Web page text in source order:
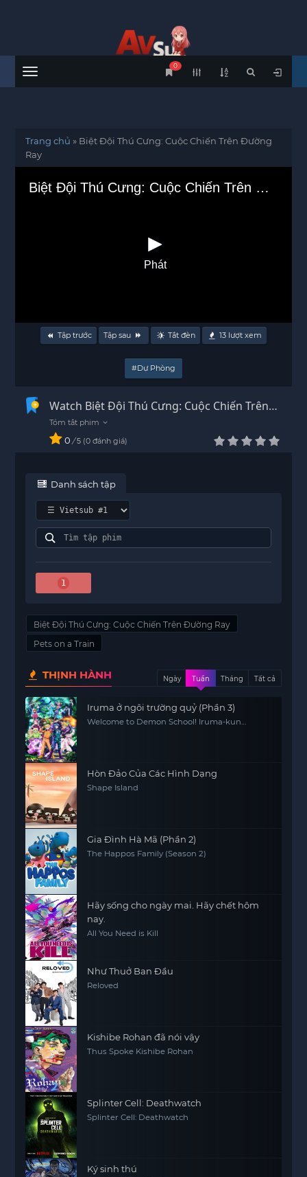
Menu
0
Trang chủ » Biệt Đội Thú Cưng: Cuộc Chiến Trên Đường
Ray
Biệt Đội Thú Cưng: Cuộc Chiến Trên Đường Ray
Phát
Tập trước Tập sau Tắt đèn 13 lượt xem
#Dự Phòng
Watch Biệt Đội Thú Cưng: Cuộc Chiến Trên
0 / 5 0 đánh giá
Danh sách tập
1
Biệt Đội Thú Cưng: Cuộc Chiến Trên Đường Ray
Pets on a Train
THỊNH HÀNH Ngày Tuần Tháng Tất cả
Iruma ở ngôi trường quỷ (Phần 3)
Welcome to Demon School! Iruma-kun
Hòn Đảo Của Các Hình Dạng
Shape Island
Gia Đình Hà Mã (Phần 2)
The Happos Family (Season 2)
Hãy sống cho ngày mai. Hãy chết hôm
nay.
All You Need is Kill
Như Thuở Ban Đầu
Reloved
Kishibe Rohan đã nói vậy
Thus Spoke Kishibe Rohan
Splinter Cell: Deathwatch
Splinter Cell: Deathwatch
Ký sinh thú